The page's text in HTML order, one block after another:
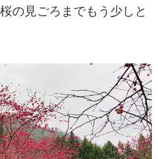
の見ごろまでもう少しと